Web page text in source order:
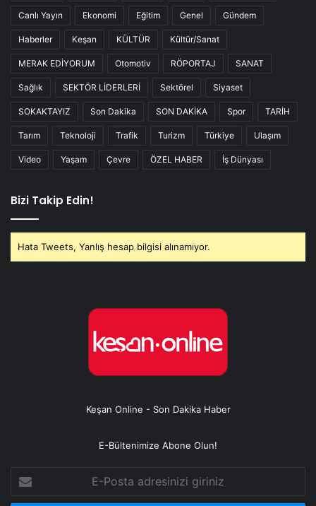
Canlı Yayın Ekonomi Eğitim Genel Gündem
Haberler Keşan KÜLTÜR Kültür/Sanat
MERAK EDİYORUM Otomotiv RÖPORTAJ SANAT
Sağlık SEKTÖR LİDERLERİ Sektörel Siyaset
SOKAKTAYIZ Son Dakika SON DAKİKA Spor TARİH
Tarım Teknoloji Trafik Turizm Türkiye Ulaşım
Video Yaşam Çevre ÖZEL HABER İş Dünyası
Bizi Takip Edin!
Hata Tweets, Yanlış hesap bilgisi alınamıyor.
Keşan Online - Son Dakika Haber
E-Bültenimize Abone Olun!
Posta
adresinizi